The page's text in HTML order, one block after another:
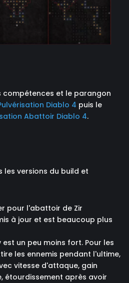
compétences et le parangon
Diablo 4 puis le
Abattoir Diablo 4.
les versions du build et
pour l'abattoir de Zir
à jour et est beaucoup plus
est un peu moins fort. Pour les
les ennemis pendant l'ultime,
vitesse d'attaque, gain
étourdissement après avoir